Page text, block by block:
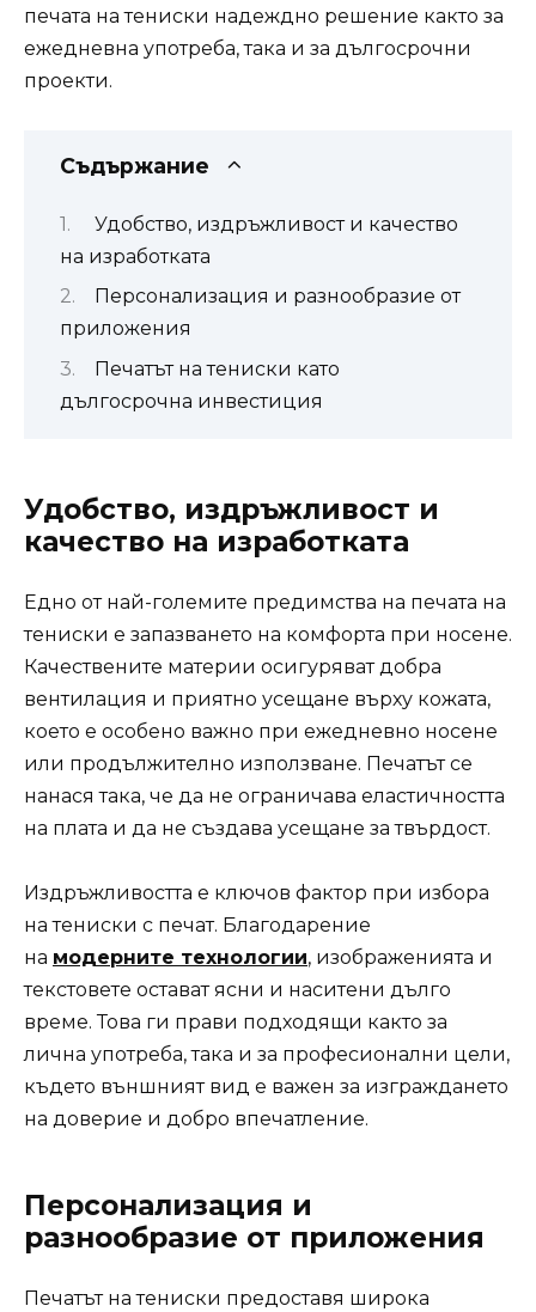
печата на тениски надеждно решение както за
ежедневна употреба, така и за дългосрочни
проекти.
Съдържание
Удобство, издръжливост и качество
на изработката
Персонализация и разнообразие от
приложения
Печатът на тениски като
дългосрочна инвестиция
Удобство, издръжливост и
качество на изработката
Едно от най-големите предимства на печата на
тениски е запазването на комфорта при носене.
Качествените материи осигуряват добра
вентилация и приятно усещане върху кожата,
което е особено важно при ежедневно носене
или продължително използване. Печатът се
нанася така, че да не ограничава еластичността
на плата и да не създава усещане за твърдост.
Издръжливостта е ключов фактор при избора
на тениски с печат. Благодарение
на модерните технологии, изображенията и
текстовете остават ясни и наситени дълго
време. Това ги прави подходящи както за
лична употреба, така и за професионални цели,
където външният вид е важен за изграждането
на доверие и добро впечатление.
Персонализация и
разнообразие от приложения
Печатът на тениски предоставя широка